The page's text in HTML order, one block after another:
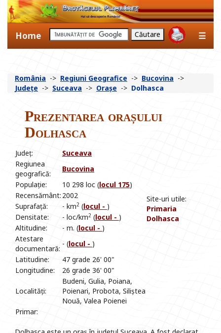
Home ☰
România -> Regiuni Geografice -> Bucovina ->
Județe -> Suceava -> Orașe -> Dolhasca
Prezentarea orașului
Dolhasca
Județ: Suceava
Site-uri utile:
Primaria
Dolhasca
Regiunea
geografică:
Bucovina
Populație:
10 298 loc (locul 175)
Recensământ: 2002
Suprafață:
- km2 (locul - )
Densitate:
- loc/km2 (locul - )
Altitudine:
- m. (locul - )
Atestare
documentară:
- (locul - )
Latitudine:
47 grade 26' 00"
Longitudine:
26 grade 36' 00"
Localități:
Budeni, Gulia, Poiana,
Poienari, Probota, Siliștea
Nouă, Valea Poienei
Primar: